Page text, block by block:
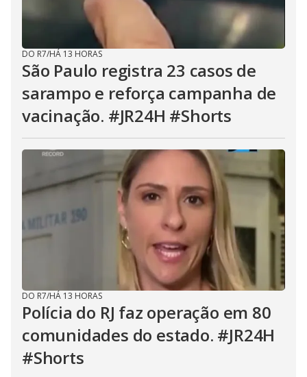
DO R7/HÁ 13 HORAS
São Paulo registra 23 casos de
sarampo e reforça campanha de
vacinação. #JR24H #Shorts
DO R7/HÁ 13 HORAS
Polícia do RJ faz operação em 80
comunidades do estado. #JR24H
#Shorts